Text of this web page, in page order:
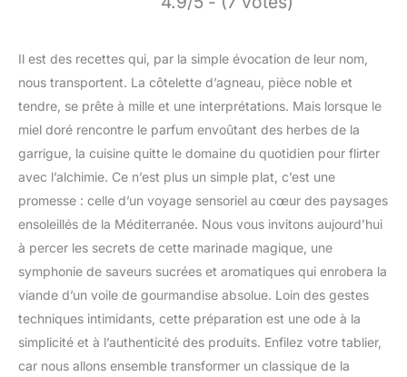
Il est des recettes qui, par la simple évocation de leur nom,
nous transportent. La côtelette d’agneau, pièce noble et
tendre, se prête à mille et une interprétations. Mais lorsque le
miel doré rencontre le parfum envoûtant des herbes de la
garrigue, la cuisine quitte le domaine du quotidien pour flirter
avec l’alchimie. Ce n’est plus un simple plat, c’est une
promesse : celle d’un voyage sensoriel au cœur des paysages
ensoleillés de la Méditerranée. Nous vous invitons aujourd’hui
à percer les secrets de cette marinade magique, une
symphonie de saveurs sucrées et aromatiques qui enrobera la
viande d’un voile de gourmandise absolue. Loin des gestes
techniques intimidants, cette préparation est une ode à la
simplicité et à l’authenticité des produits. Enfilez votre tablier,
car nous allons ensemble transformer un classique de la